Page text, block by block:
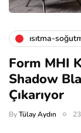
isıtma-
Form MHI
Shadow
Çıkarıyor
ByTülay Aydın